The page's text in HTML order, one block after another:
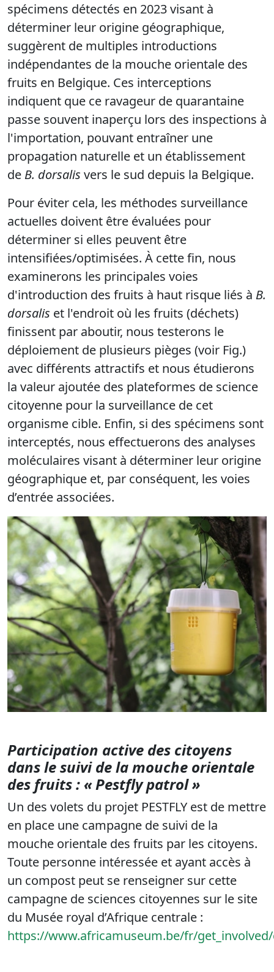
spécimens détectés en 2023 visant à
déterminer leur origine géographique,
suggèrent de multiples introductions
indépendantes de la mouche orientale des
fruits en Belgique. Ces interceptions
indiquent que ce ravageur de quarantaine
passe souvent inaperçu lors des inspections à
l'importation, pouvant entraîner une
propagation naturelle et un établissement
de B. dorsalis vers le sud depuis la Belgique.
Pour éviter cela, les méthodes surveillance
actuelles doivent être évaluées pour
déterminer si elles peuvent être
intensifiées/optimisées. À cette fin, nous
examinerons les principales voies
d'introduction des fruits à haut risque liés à B.
dorsalis et l'endroit où les fruits (déchets)
finissent par aboutir, nous testerons le
déploiement de plusieurs pièges (voir Fig.)
avec différents attractifs et nous étudierons
la valeur ajoutée des plateformes de science
citoyenne pour la surveillance de cet
organisme cible. Enfin, si des spécimens sont
interceptés, nous effectuerons des analyses
moléculaires visant à déterminer leur origine
géographique et, par conséquent, les voies
d’entrée associées.
Participation active des citoyens
dans le suivi de la mouche orientale
des fruits : « Pestfly patrol »
Un des volets du projet PESTFLY est de mettre
en place une campagne de suivi de la
mouche orientale des fruits par les citoyens.
Toute personne intéressée et ayant accès à
un compost peut se renseigner sur cette
campagne de sciences citoyennes sur le site
du Musée royal d’Afrique centrale :
https://www.africamuseum.be/fr/